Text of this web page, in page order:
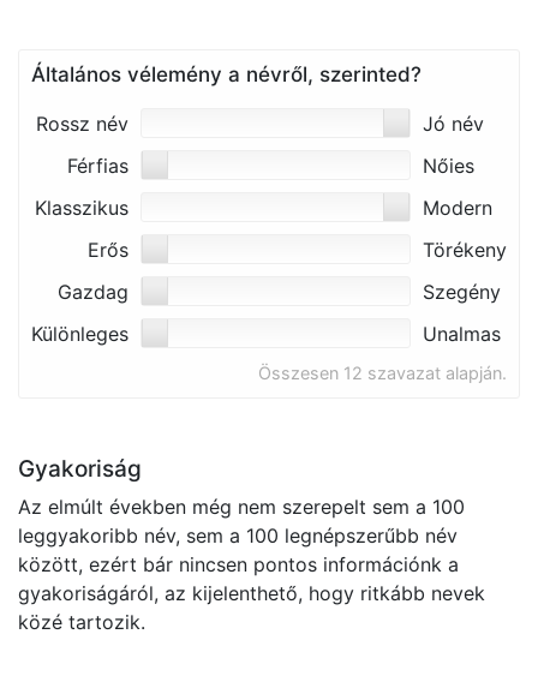
Általános vélemény a névről, szerinted?
Rossz név
Jó név
Férfias
Nőies
Klasszikus
Modern
Erős
Törékeny
Gazdag
Szegény
Különleges
Unalmas
Összesen 12 szavazat alapján.
Gyakoriság
Az elmúlt években még nem szerepelt sem a 100
leggyakoribb név, sem a 100 legnépszerűbb név
között, ezért bár nincsen pontos információnk a
gyakoriságáról, az kijelenthető, hogy ritkább nevek
közé tartozik.